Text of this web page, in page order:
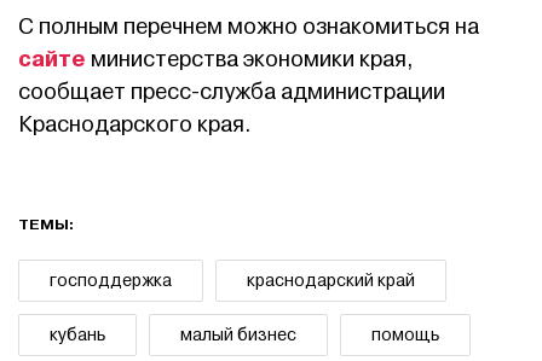
С полным перечнем можно ознакомиться на
сайте министерства экономики края,
сообщает пресс-служба администрации
Краснодарского края.
ТЕМЫ:
господдержка краснодарский край
кубань малый бизнес помощь